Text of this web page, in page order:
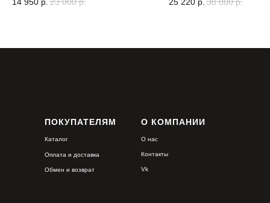
ПОКУПАТЕЛЯМ
Каталог
Оплата и доставка
Обмен и возврат
О КОМПАНИИ
О нас
Контакты
Vk